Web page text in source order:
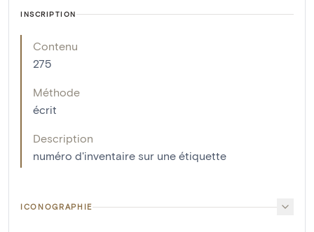
INSCRIPTION
Contenu
275
Méthode
écrit
Description
numéro d'inventaire sur une étiquette
ICONOGRAPHIE